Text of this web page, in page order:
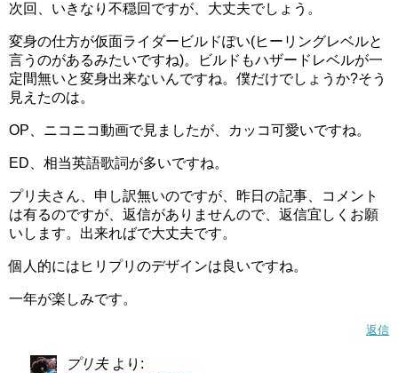
次回、いきなり不穏回ですが、大丈夫でしょう。
変身の仕方が仮面ライダービルドぽい(ヒーリングレベルと
言うのがあるみたいですね)。ビルドもハザードレベルが一
定間無いと変身出来ないんですね。僕だけでしょうか?そう
見えたのは。
OP、ニコニコ動画で見ましたが、カッコ可愛いですね。
ED、相当英語歌詞が多いですね。
プリ夫さん、申し訳無いのですが、昨日の記事、コメント
は有るのですが、返信がありませんので、返信宜しくお願
いします。出来ればで大丈夫です。
個人的にはヒリプリのデザインは良いですね。
一年が楽しみです。
返信
プリ夫 より: